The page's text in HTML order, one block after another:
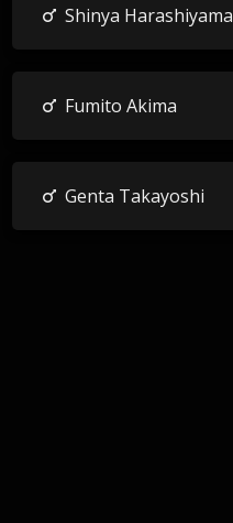
Shinya Harashiyama
Fumito Akima
Genta Takayoshi